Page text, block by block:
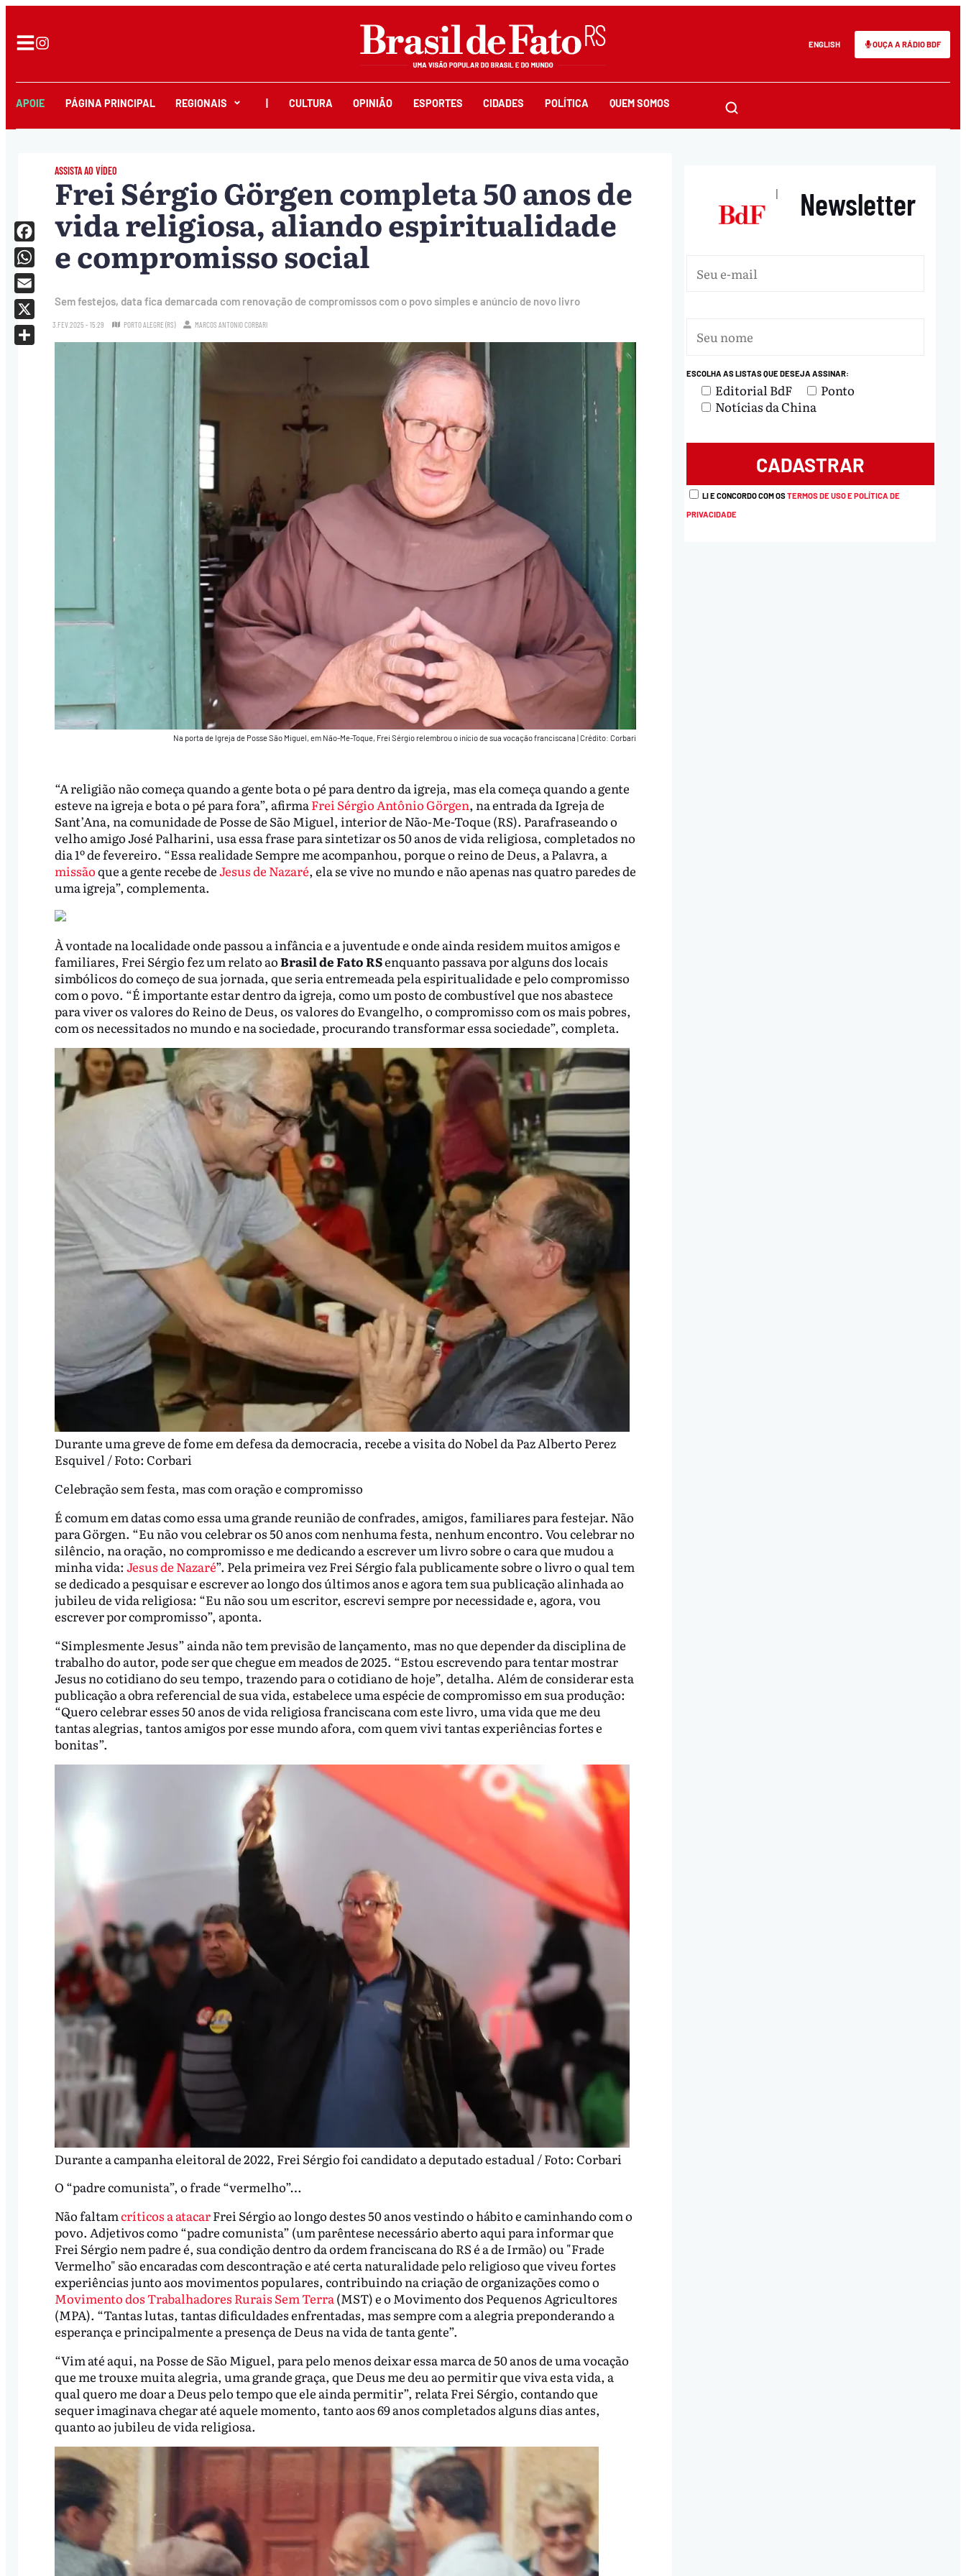
ENGLISH OUÇA A RÁDIO BDF
APOIE PÁGINA PRINCIPAL REGIONAIS CULTURA OPINIÃO ESPORTES CIDADES POLÍTICA QUEM SOMOS
ASSISTA AO VÍDEO
Frei Sérgio Görgen completa 50 anos de
vida religiosa, aliando espiritualidade
e compromisso social
Sem festejos, data fica demarcada com renovação de compromissos com o povo simples e anúncio de novo livro
3.FEV.2025 - 15:29 PORTO ALEGRE (RS) MARCOS ANTONIO CORBARI
Na porta de Igreja de Posse São Miguel, em Não-Me-Toque, Frei Sérgio relembrou o início de sua vocação franciscana |Crédito: Corbari
“A religião não começa quando a gente bota o pé para dentro da igreja, mas ela começa quando a gente
esteve na igreja e bota o pé para fora”, afirmaFrei Sérgio Antônio Görgen, na entrada da Igreja de
Sant’Ana, na comunidade de Posse de São Miguel, interior de Não-Me-Toque (RS). Parafraseando o
velho amigo José Palharini, usa essa frase para sintetizar os 50 anos de vida religiosa, completados no
dia 1º de fevereiro. “Essa realidade Sempre me acompanhou, porque o reino de Deus, a Palavra, a
missãoque a gente recebe deJesus de Nazaré, ela se vive no mundo e não apenas nas quatro paredes de
uma igreja”, complementa.
À vontade na localidade onde passou a infância e a juventude e onde ainda residem muitos amigos e
familiares, Frei Sérgio fez um relato aoBrasil de FatoRSenquanto passava por alguns dos locais
simbólicos do começo de sua jornada, que seria entremeada pela espiritualidade e pelo compromisso
com o povo. “É importante estar dentro da igreja, como um posto de combustível que nos abastece
para viver os valores do Reino de Deus, os valores do Evangelho, o compromisso com os mais pobres,
com os necessitados no mundo e na sociedade, procurando transformar essa sociedade”, completa.
Durante uma greve de fome em defesa da democracia, recebe a visita do Nobel da Paz Alberto Perez
Esquivel / Foto: Corbari
Celebração sem festa, mas com oração e compromisso
É comum em datas como essa uma grande reunião de confrades, amigos, familiares para festejar. Não
para Görgen. “Eu não vou celebrar os 50 anos com nenhuma festa, nenhum encontro. Vou celebrar no
silêncio, na oração, no compromisso e me dedicando a escrever um livro sobre o cara que mudou a
minha vida: Jesus de Nazaré”. Pela primeira vez Frei Sérgio fala publicamente sobre o livro o qual tem
se dedicado a pesquisar e escrever ao longo dos últimos anos e agora tem sua publicação alinhada ao
jubileu de vida religiosa: “Eu não sou um escritor, escrevi sempre por necessidade e, agora, vou
escrever por compromisso”, aponta.
“Simplesmente Jesus” ainda não tem previsão de lançamento, mas no que depender da disciplina de
trabalho do autor, pode ser que chegue em meados de 2025. “Estou escrevendo para tentar mostrar
Jesus no cotidiano do seu tempo, trazendo para o cotidiano de hoje”, detalha. Além de considerar esta
publicação a obra referencial de sua vida, estabelece uma espécie de compromisso em sua produção:
“Quero celebrar esses 50 anos de vida religiosa franciscana com este livro, uma vida que me deu
tantas alegrias, tantos amigos por esse mundo afora, com quem vivi tantas experiências fortes e
bonitas”.
Durante a campanha eleitoral de 2022, Frei Sérgio foi candidato a deputado estadual / Foto: Corbari
O “padre comunista”, o frade “vermelho”…
Não faltamcríticos a atacarFrei Sérgio ao longo destes 50 anos vestindo o hábito e caminhando com o
povo. Adjetivos como “padre comunista” (um parêntese necessário aberto aqui para informar que
Frei Sérgio nem padre é, sua condição dentro da ordem franciscana do RS é a de Irmão) ou "Frade
Vermelho" são encaradas com descontração e até certa naturalidade pelo religioso que viveu fortes
experiências junto aos movimentos populares, contribuindo na criação de organizações como o
Movimento dos Trabalhadores Rurais Sem Terra(MST) e o Movimento dos Pequenos Agricultores
(MPA). “Tantas lutas, tantas dificuldades enfrentadas, mas sempre com a alegria preponderando a
esperança e principalmente a presença de Deus na vida de tanta gente”.
“Vim até aqui, na Posse de São Miguel, para pelo menos deixar essa marca de 50 anos de uma vocação
que me trouxe muita alegria, uma grande graça, que Deus me deu ao permitir que viva esta vida, a
qual quero me doar a Deus pelo tempo que ele ainda permitir”, relata Frei Sérgio, contando que
sequer imaginava chegar até aquele momento, tanto aos 69 anos completados alguns dias antes,
quanto ao jubileu de vida religiosa.
Facebook
WhatsApp
Email
X
| Newsletter
ESCOLHA AS LISTAS QUE DESEJA ASSINAR:
Editorial BdF
Ponto
Notícias da China
LI E CONCORDO COM OSTERMOS DE USO E POLÍTICA DE
PRIVACIDADE